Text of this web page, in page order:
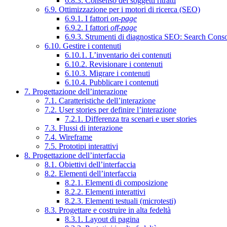
6.9. Ottimizzazione per i motori di ricerca (SEO)
6.9.1. I fattori on-page
6.9.2. I fattori off-page
6.9.3. Strumenti di diagnostica SEO: Search
6.10. Gestire i contenuti
6.10.1. L’inventario dei contenuti
6.10.2. Revisionare i contenuti
6.10.3. Migrare i contenuti
6.10.4. Pubblicare i contenuti
7. Progettazione dell’interazione
7.1. Caratteristiche dell’interazione
7.2. User stories per definire l’interazione
7.2.1. Differenza tra scenari e user stories
7.3. Flussi di interazione
7.4. Wireframe
7.5. Prototipi interattivi
8. Progettazione dell’interfaccia
8.1. Obiettivi dell’interfaccia
8.2. Elementi dell’interfaccia
8.2.1. Elementi di composizione
8.2.2. Elementi interattivi
8.2.3. Elementi testuali (microtesti)
8.3. Progettare e costruire in alta fedeltà
8.3.1. Layout di pagina